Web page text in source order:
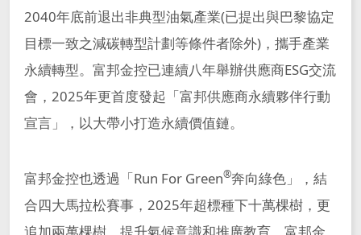
2040年底前退出非典型油氣產業(已提出與巴黎協定
目標一致之減碳轉型計劃等條件者除外)，攜手產業
永續轉型。富邦金控已連續八年舉辦供應商ESG交流
會，2025年更首度發起「富邦供應商永續夥伴行動
宣言」，以大帶小打造永續價值鏈。
富邦金控也透過「Run For Green®奔向綠色」，結
合四大馬拉松賽事，2025年超標種下十萬棵樹，更
追加兩萬棵樹，提升氣候意識和推廣教育，富邦金